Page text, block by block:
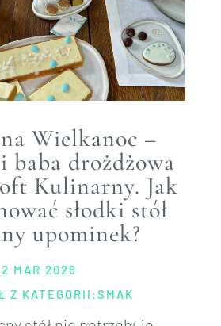
Wielkanoc –
baba drożdżowa
Kulinarny. Jak
słodki stół
upominek?
2 MAR 2026
Z KATEGORII:SMAK